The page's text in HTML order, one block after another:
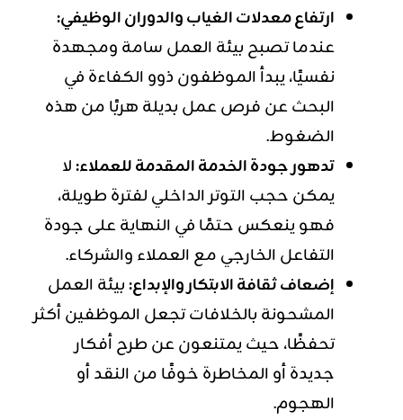
ارتفاع معدلات الغياب والدوران الوظيفي:
عندما تصبح بيئة العمل سامة ومجهدة
نفسيًا، يبدأ الموظفون ذوو الكفاءة في
البحث عن فرص عمل بديلة هربًا من هذه
الضغوط.
تدهور جودة الخدمة المقدمة للعملاء:لا
يمكن حجب التوتر الداخلي لفترة طويلة،
فهو ينعكس حتمًا في النهاية على جودة
التفاعل الخارجي مع العملاء والشركاء.
إضعاف ثقافة الابتكار والإبداع:بيئة العمل
المشحونة بالخلافات تجعل الموظفين أكثر
تحفظًا، حيث يمتنعون عن طرح أفكار
جديدة أو المخاطرة خوفًا من النقد أو
الهجوم.